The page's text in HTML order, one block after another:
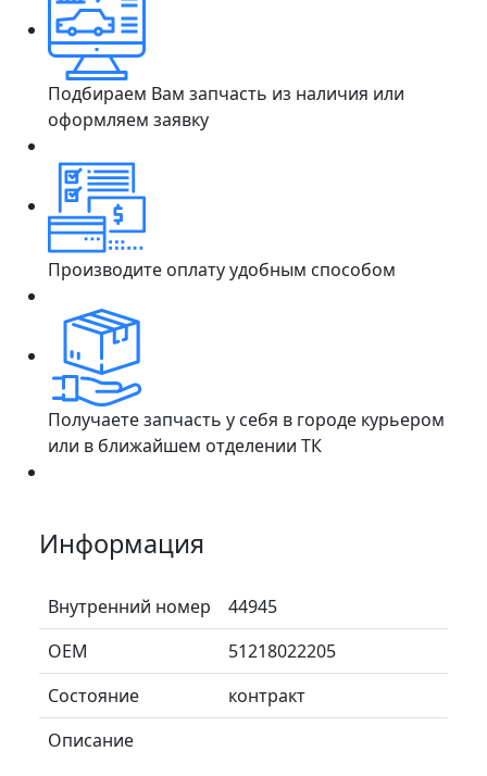
Подбираем Вам запчасть из наличия или
оформляем заявку
Производите оплату удобным способом
Получаете запчасть у себя в городе курьером
или в ближайшем отделении ТК
Информация
Внутренний номер
44945
ОЕМ
51218022205
Состояние
контракт
Описание